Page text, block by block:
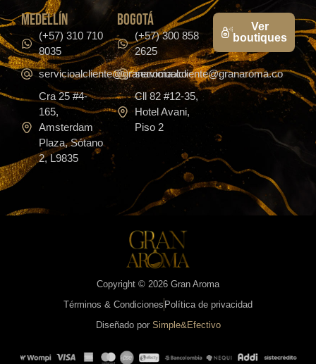
medellín
(+57) 310 710
8035
servicioalcliente@granaroma.co
Cra 25 #4-
165,
Amsterdam
Plaza, Sótano
2, L9835
bogotá
(+57) 300 858
2625
servicioalcliente@granaroma.co
Cll 82 #12-35,
Hotel Avani,
Piso 2
Ver
boutiques
Copyright © 2026 Gran Aroma
Términos & Condiciones Política de privacidad
Diseñado por Simple&Efectivo